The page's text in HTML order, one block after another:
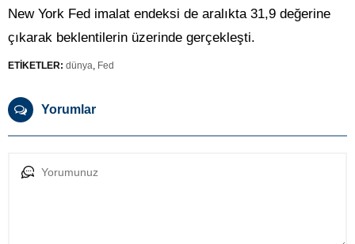
New York Fed imalat endeksi de aralıkta 31,9 değerine
çıkarak beklentilerin üzerinde gerçekleşti.
ETİKETLER: dünya, Fed
Yorumlar